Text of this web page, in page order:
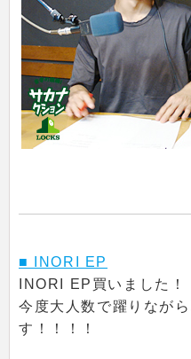
■ INORI EP
INORI EP買いました！
今度大人数で躍りなが
す！！！！